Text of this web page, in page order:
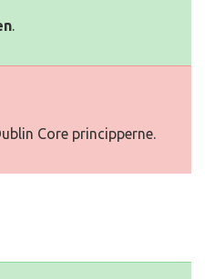
.
Core principperne.